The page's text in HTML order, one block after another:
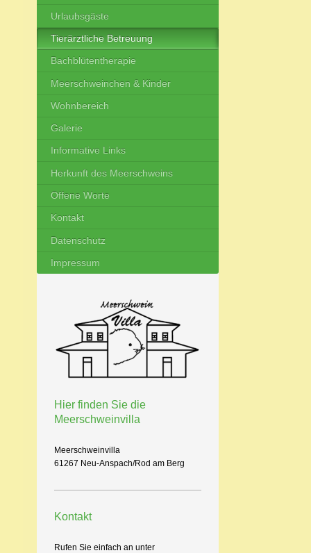
Urlaubsgäste
Tierärztliche Betreuung
Bachblütentherapie
Meerschweinchen & Kinder
Wohnbereich
Galerie
Informative Links
Herkunft des Meerschweins
Offene Worte
Kontakt
Datenschutz
Impressum
Hier finden Sie die
Meerschweinvilla
Meerschweinvilla
61267 Neu-Anspach/Rod am Berg
Kontakt
Rufen Sie einfach an unter